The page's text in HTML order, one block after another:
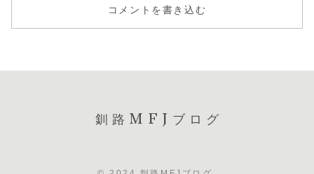
コメントを書き込む
釧路MFJブログ